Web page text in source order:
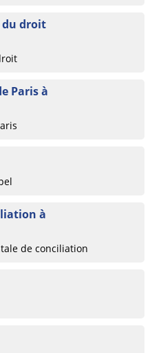
du droit
Paris à
à
de conciliation